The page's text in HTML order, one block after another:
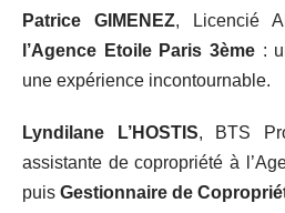
Patrice GIMENEZ, Licencié
l’Agence Etoile Paris 3ème:
une expérience incontournable.
Lyndilane L’HOSTIS, BTS
assistante de copropriété à
puis Gestionnaire de